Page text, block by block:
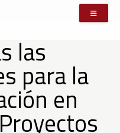
las
para la
en